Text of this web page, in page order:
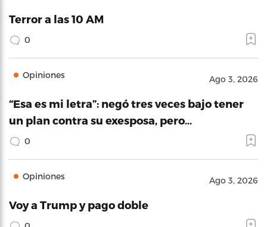
Terror a las 10 AM
0
Opiniones Ago 3, 2026
“Esa es mi letra”: negó tres veces bajo tener
un plan contra su exesposa, pero…
0
Opiniones Ago 3, 2026
Voy a Trump y pago doble